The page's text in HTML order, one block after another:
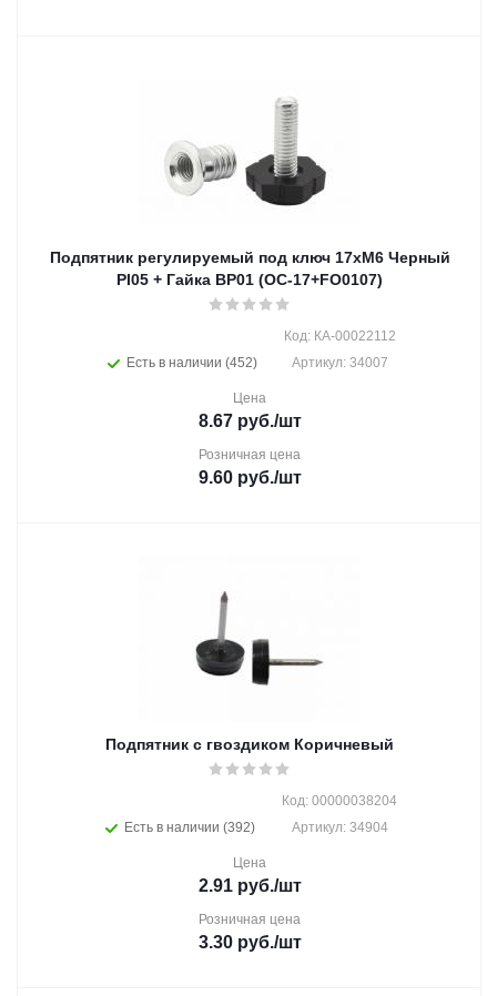
Подпятник регулируемый под ключ 17хМ6 Черный
PI05 + Гайка BP01 (OC-17+FO0107)
Есть в наличии (452)
Код: КА-00022112
Артикул: 34007
Цена
8.67руб./шт
Розничная цена
9.60руб./шт
Подпятник с гвоздиком Коричневый
Есть в наличии (392)
Код: 00000038204
Артикул: 34904
Цена
2.91руб./шт
Розничная цена
3.30руб./шт